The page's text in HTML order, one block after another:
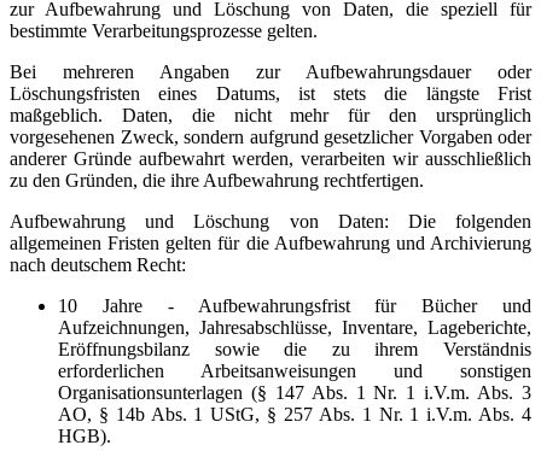
zur Aufbewahrung und Löschung von Daten, die speziell für
bestimmte Verarbeitungsprozesse gelten.
Bei mehreren Angaben zur Aufbewahrungsdauer oder
Löschungsfristen eines Datums, ist stets die längste Frist
maßgeblich. Daten, die nicht mehr für den ursprünglich
vorgesehenen Zweck, sondern aufgrund gesetzlicher Vorgaben oder
anderer Gründe aufbewahrt werden, verarbeiten wir ausschließlich
zu den Gründen, die ihre Aufbewahrung rechtfertigen.
Aufbewahrung und Löschung von Daten: Die folgenden
allgemeinen Fristen gelten für die Aufbewahrung und Archivierung
nach deutschem Recht:
10 Jahre - Aufbewahrungsfrist für Bücher und
Aufzeichnungen, Jahresabschlüsse, Inventare, Lageberichte,
Eröffnungsbilanz sowie die zu ihrem Verständnis
erforderlichen Arbeitsanweisungen und sonstigen
Organisationsunterlagen (§ 147 Abs. 1 Nr. 1 i.V.m. Abs. 3
AO, § 14b Abs. 1 UStG, § 257 Abs. 1 Nr. 1 i.V.m. Abs. 4
HGB).